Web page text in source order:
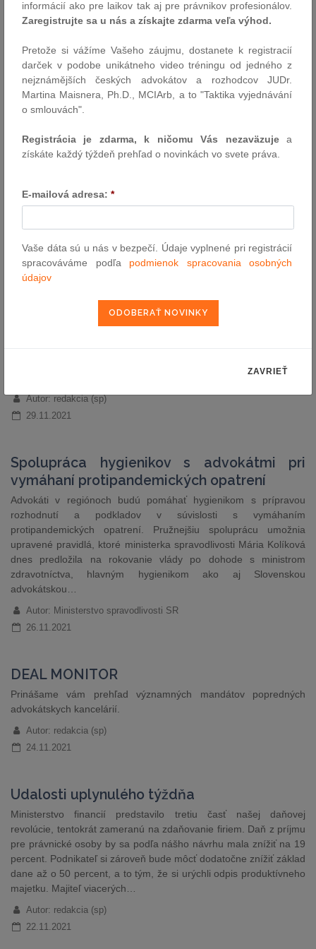
Autor: Mgr. Andrea Mochorovská (Malata, Pružinský, Hegedüš &
Partners)
Novela infozákona: ďalší krok k zvyšovaniu
transparentnosti verejnej správy
medzirezortného pripomienkovania novelu zákona o slobodnom
prístupe k informáciám. Navrhovaná úprava je výrazným
informácií aj okruh povinných…
Udalosti uplynulého týždňa
Vzhľadom na zhoršujúci sa vývoj epidemiologickej situácie
považujeme za nevyhnutné zvýšiť podporu ekonomiky, podnikov
Autor: redakcia (sp)
29.11.2021
Spolupráca hygienikov s advokátmi pri
vymáhaní protipandemických opatrení
Advokáti v regiónoch budú pomáhať hygienikom s prípravou
rozhodnutí a podkladov v súvislosti s vymáhaním
protipandemických opatrení. Pružnejšiu spoluprácu umožnia
upravené pravidlá, ktoré ministerka spravodlivosti Mária Kolíková
dnes predložila na rokovanie vlády po dohode s ministrom
zdravotníctva, hlavným hygienikom ako aj Slovenskou
advokátskou…
Autor: Ministerstvo spravodlivosti SR
26.11.2021
DEAL MONITOR
Prinášame vám prehľad významných mandátov popredných
advokátskych kancelárií.
Autor: redakcia (sp)
24.11.2021
Udalosti uplynulého týždňa
Ministerstvo financií predstavilo tretiu časť našej daňovej
revolúcie, tentokrát zameranú na zdaňovanie firiem. Daň z príjmu
pre právnické osoby by sa podľa nášho návrhu mala znížiť na 19
percent. Podnikateľ si zároveň bude môcť dodatočne znížiť základ
dane až o 50 percent, a to tým, že si urýchli odpis produktívneho
majetku. Majiteľ viacerých…
Autor: redakcia (sp)
22.11.2021
informácií ako pre laikov tak aj pre právnikov profesionálov.
Zaregistrujte sa u nás a získajte zdarma veľa výhod.
Pretože si vážíme Vašeho záujmu, dostanete k registracií
darček v podobe unikátneho video tréningu od jedného z
nejznámějších českých advokátov a rozhodcov JUDr.
Martina Maisnera, Ph.D., MCIArb, a to "Taktika vyjednávání
o smlouvách".
Registrácia je zdarma, k ničomu Vás nezaväzujea
získáte každý týždeň prehľad o novinkách vo svete práva.
E-mailová adresa: *
Vaše dáta sú u nás v bezpečí. Údaje vyplnené pri registrácií
spracováváme podľa podmienok spracovania osobných
údajov
ZAVRIEŤ